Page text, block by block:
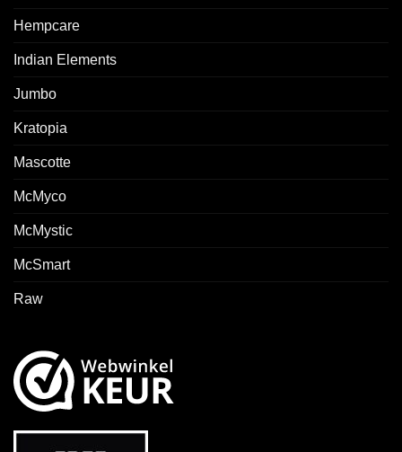
Hempcare
Indian Elements
Jumbo
Kratopia
Mascotte
McMyco
McMystic
McSmart
Raw